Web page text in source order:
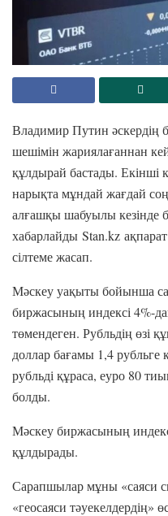
Владимир Путин әскердің
шешімін жариялағаннан
құлдырай бастады. Екінші
нарықта мұндай жағдай
алғашқы шабуылы кезінде
хабарлайды Stan.kz ақпарат
сілтеме жасап.
Мәскеу уақыты бойынша
биржасының индексі 4%-
төмендеген. Рубльдің өзі
доллар бағамы 1,4 рубльге
рубльді құраса, еуро 80
болды.
Мәскеу биржасының
құлдырады.
Сарапшылар мұны «саяси
«геосаяси тәуекелдердің»